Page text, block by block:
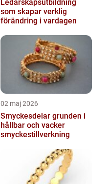
Ledarskapsutbildning
som skapar verklig
förändring i vardagen
02 maj 2026
Smyckesdelar grunden i
hållbar och vacker
smyckestillverkning